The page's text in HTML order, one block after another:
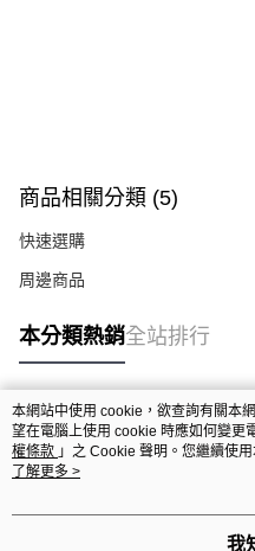
商品相關分類 (5)
快速選購
周邊商品
本分類熱銷全站排行
熱門標籤
本網站中使用 cookie，欲查詢有關本
望在電腦上使用 cookie 時應如何變更
權條款 」之 Cookie 聲明。您繼續使
用條款之 Cookie 聲明使用 cookie。
了解更多 >
我